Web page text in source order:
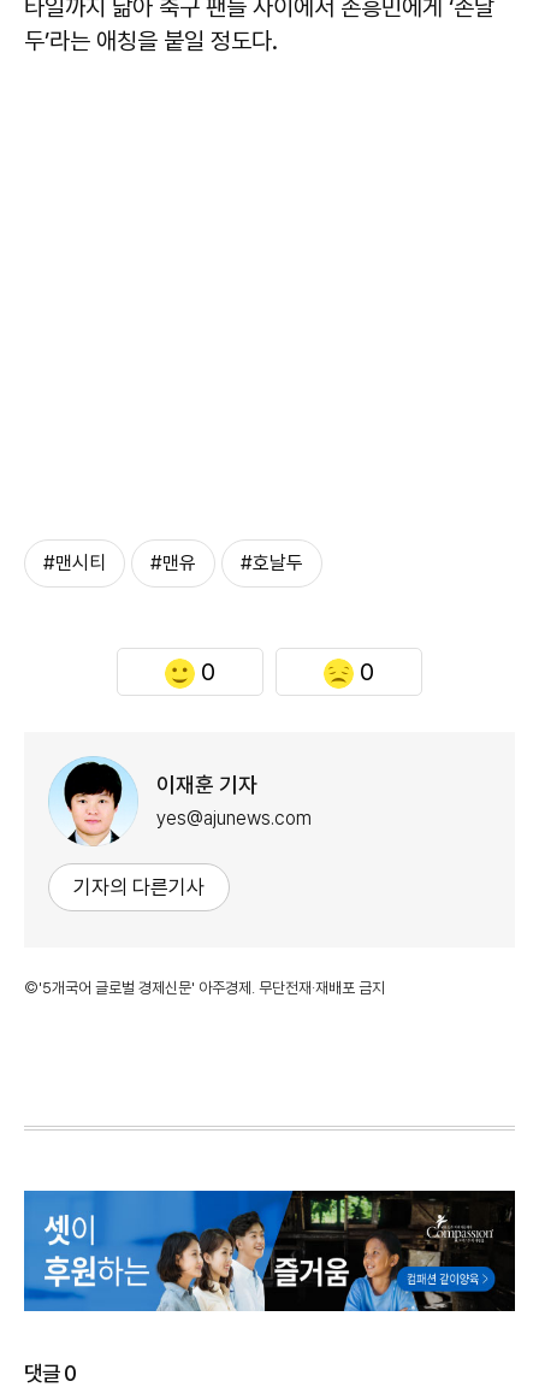
타일까지 닮아 축구 팬들 사이에서 손흥민에게 ‘손날
두’라는 애칭을 붙일 정도다.
#맨시티 #맨유 #호날두
0 0
이재훈 기자
yes@ajunews.com
기자의 다른기사
©'5개국어 글로벌 경제신문' 아주경제. 무단전재·재배포 금지
댓글0